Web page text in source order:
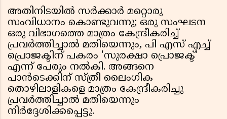
അതിനിടയിൽ സർക്കാർ മറ്റൊരു
സംവിധാനം കൊണ്ടുവന്നു; ഒരു സംഘടന
ഒരു വിഭാഗത്തെ മാത്രം കേന്ദ്രീകരിച്ച്
പ്രവർത്തിച്ചാൽ മതിയെന്നും, പി എസ് എച്ച്
പ്രൊജക്ടിന് പകരം 'സുരക്ഷാ പ്രൊജക്ട്'
എന്ന് പേരും നൽകി. അങ്ങനെ
പാൻടെക്കിന് സ്ത്രീ ലൈംഗിക
തൊഴിലാളികളെ മാത്രം കേന്ദ്രീകരിച്ചു
പ്രവർത്തിച്ചാൽ മതിയെന്നും
നിർദ്ദേശിക്കപ്പെട്ടു.